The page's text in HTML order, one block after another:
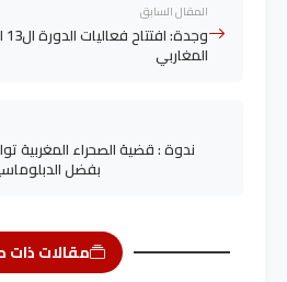
المقال السابق
المغاربي
ندوة : قضية الصحراء المغربية
بفضل
مقالات ذات